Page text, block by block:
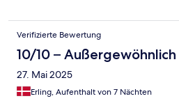
Verifizierte Bewertung
10/10 – Außergewöhnlich
27. Mai 2025
Erling, Aufenthalt von 7 Nächten